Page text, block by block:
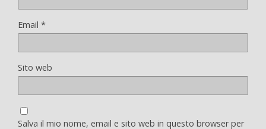
Email *
Sito web
Salva il mio nome, email e sito web in questo browser per